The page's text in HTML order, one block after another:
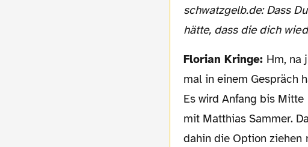
schwatzgelb.de: Dass Du gesagt hättest, dass Michael Zorc zu Deinem Berater gesagt
hätte, dass die dich
Florian Kringe: Hm, na
mal in einem Gespräch
Es wird Anfang bis
mit Matthias Sammer.
dahin die Option ziehen